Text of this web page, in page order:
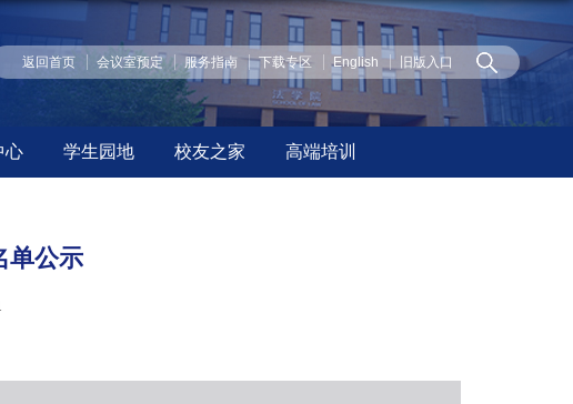
返回首页 会议室预定 服务指南 下载专区 English 旧版入口
心 学生园地 校友之家 高端培训
单公示